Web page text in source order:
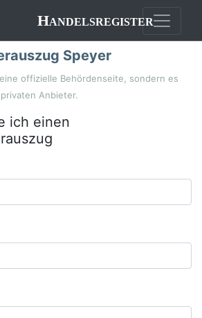
Handelsregister
Speyer
offizielle Behördenseite, sondern es
Anbieter.
ich einen